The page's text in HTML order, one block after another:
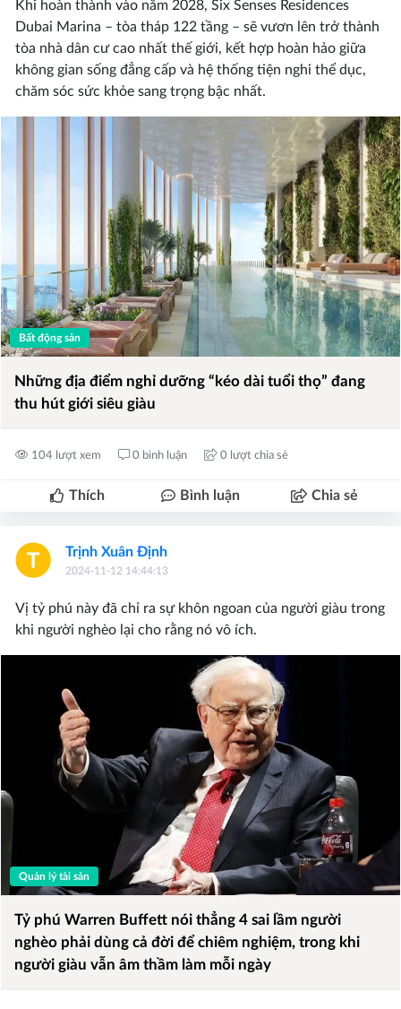
Khi hoàn thành vào năm 2028, Six Senses Residences
Dubai Marina – tòa tháp 122 tầng – sẽ vươn lên trở thành
tòa nhà dân cư cao nhất thế giới, kết hợp hoàn hảo giữa
không gian sống đẳng cấp và hệ thống tiện nghi thể dục,
chăm sóc sức khỏe sang trọng bậc nhất.
Bất động sản
Những địa điểm nghỉ dưỡng “kéo dài tuổi thọ” đang
thu hút giới siêu giàu
104 lượt xem 0 bình luận 0 lượt chia sẻ
Thích Bình luận Chia sẻ
Trịnh Xuân Định
2024-11-12 14:44:13
Vị tỷ phú này đã chỉ ra sự khôn ngoan của người giàu trong
khi người nghèo lại cho rằng nó vô ích.
Quản lý tài sản
Tỷ phú Warren Buffett nói thẳng 4 sai lầm người
nghèo phải dùng cả đời để chiêm nghiệm, trong khi
người giàu vẫn âm thầm làm mỗi ngày